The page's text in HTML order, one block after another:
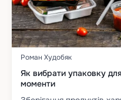
Роман Худобяк
Як вибрати упаковку
моменти